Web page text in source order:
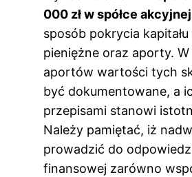
000 zł w spółce akcyjnej
sposób pokrycia
pieniężne oraz aporty.
aportów wartości tych
być dokumentowane, a
przepisami stanowi
Należy pamiętać, iż
prowadzić do
finansowej zarówno